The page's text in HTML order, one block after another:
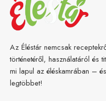
Az Éléstár nemcsak
történetéről, használatáról és
mi lapul az éléskamrában –
legtöbbet!